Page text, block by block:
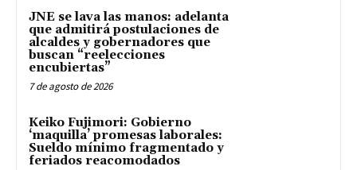
JNE se lava las manos: adelanta
que admitirá postulaciones de
alcaldes y gobernadores que
buscan “reelecciones
encubiertas”
7 de agosto de 2026
Keiko Fujimori: Gobierno
‘maquilla’ promesas laborales:
Sueldo mínimo fragmentado y
feriados reacomodados